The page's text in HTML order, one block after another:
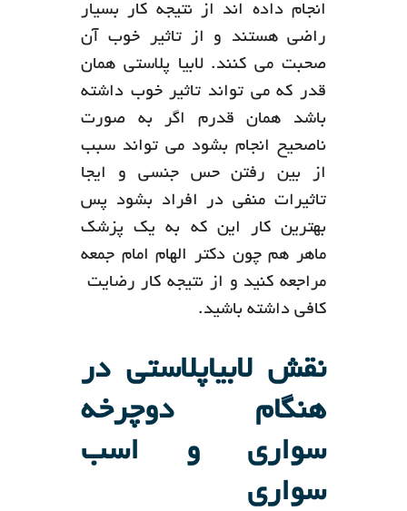
انجام داده اند از نتیجه کار بسیار
راضی هستند و از تاثیر خوب آن
صحبت می کنند. لابیا پلاستی همان
قدر که می تواند تاثیر خوب داشته
باشد همان قدرم اگر به صورت
ناصحیح انجام بشود می تواند سبب
از بین رفتن حس جنسی و ایجا
تاثیرات منفی در افراد بشود پس
بهترین کار این که به یک پزشک
ماهر هم چون دکتر الهام امام جمعه
مراجعه کنید و از نتیجه کار رضایت
کافی داشته باشید.
نقش لابیاپلاستی در
هنگام دوچرخه
سواری و اسب
سواری